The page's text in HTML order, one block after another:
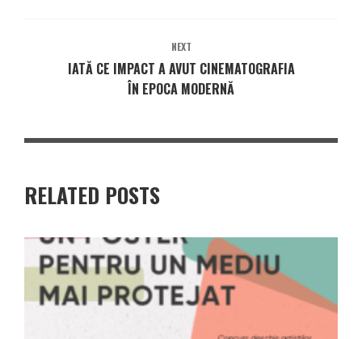
NEXT
IATĂ CE IMPACT A AVUT CINEMATOGRAFIA
ÎN EPOCA MODERNĂ
RELATED POSTS